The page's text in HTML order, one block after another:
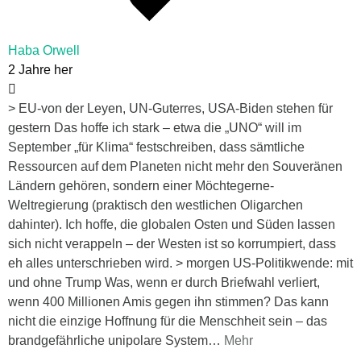
Haba Orwell
2 Jahre her
> EU-von der Leyen, UN-Guterres, USA-Biden stehen für
gestern Das hoffe ich stark – etwa die „UNO“ will im
September „für Klima“ festschreiben, dass sämtliche
Ressourcen auf dem Planeten nicht mehr den Souveränen
Ländern gehören, sondern einer Möchtegerne-
Weltregierung (praktisch den westlichen Oligarchen
dahinter). Ich hoffe, die globalen Osten und Süden lassen
sich nicht verappeln – der Westen ist so korrumpiert, dass
eh alles unterschrieben wird. > morgen US-Politikwende: mit
und ohne Trump Was, wenn er durch Briefwahl verliert,
wenn 400 Millionen Amis gegen ihn stimmen? Das kann
nicht die einzige Hoffnung für die Menschheit sein – das
brandgefährliche unipolare System… Mehr